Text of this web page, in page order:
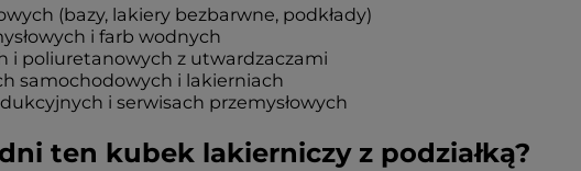
(bazy, lakiery bezbarwne, podkłady)
i farb wodnych
i poliuretanowych z utwardzaczami
samochodowych i lakierniach
i serwisach przemysłowych
ten kubek lakierniczy z podziałką?